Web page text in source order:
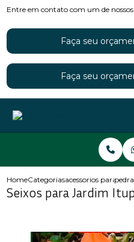
Entre em contato com um de nossos
Faça seu
Faça seu
HomeCategoriasacessorios para
Seixos para Jardim